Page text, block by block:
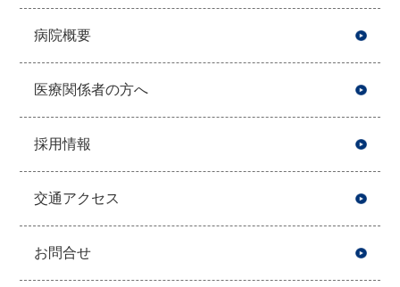
病院概要
医療関係者の方へ
採用情報
交通アクセス
お問合せ